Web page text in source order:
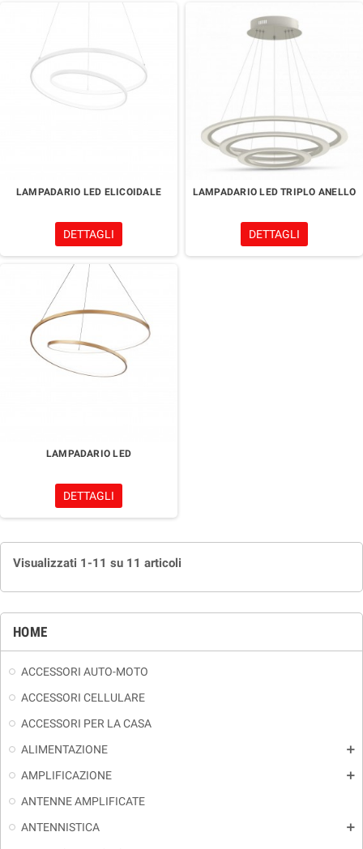
HOME
ACCESSORI AUTO-MOTO
ACCESSORI CELLULARE
ACCESSORI PER LA CASA
ALIMENTAZIONE
add
AMPLIFICAZIONE add
ANTENNE AMPLIFICATE
ANTENNISTICA
add
LAMPADARIO LED ELICOIDALE
DETTAGLI
LAMPADARIO LED TRIPLO ANELLO
DETTAGLI
LAMPADARIO LED
DETTAGLI
Visualizzati 1-11 su 11 articoli